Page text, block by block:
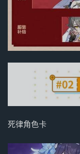
死律角色卡